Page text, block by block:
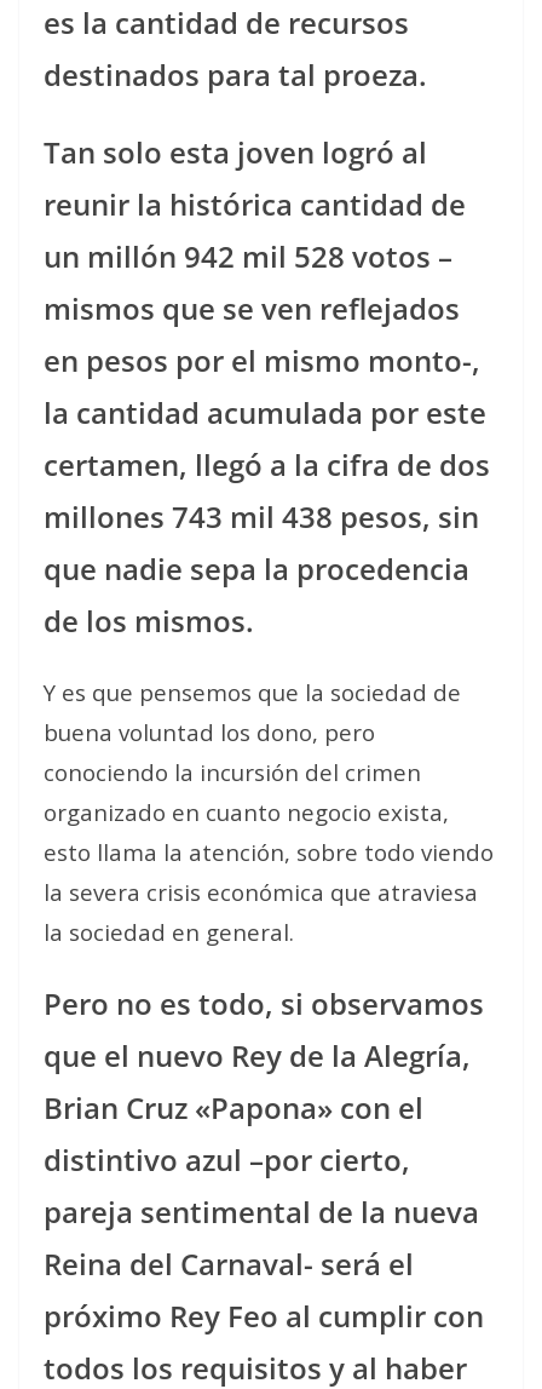
es la cantidad de recursos
destinados para tal proeza.
Tan solo esta joven logró al
reunir la histórica cantidad de
un millón 942 mil 528 votos –
mismos que se ven reflejados
en pesos por el mismo monto-,
la cantidad acumulada por este
certamen, llegó a la cifra de dos
millones 743 mil 438 pesos, sin
que nadie sepa la procedencia
de los mismos.
Y es que pensemos que la sociedad de
buena voluntad los dono, pero
conociendo la incursión del crimen
organizado en cuanto negocio exista,
esto llama la atención, sobre todo viendo
la severa crisis económica que atraviesa
la sociedad en general.
Pero no es todo, si observamos
que el nuevo Rey de la Alegría,
Brian Cruz «Papona» con el
distintivo azul –por cierto,
pareja sentimental de la nueva
Reina del Carnaval- será el
próximo Rey Feo al cumplir con
todos los requisitos y al haber